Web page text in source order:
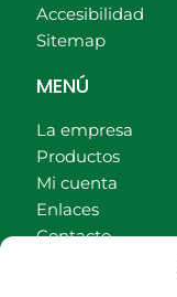
Accesibilidad
Sitemap
MENÚ
La empresa
Productos
Mi cuenta
Enlaces
Contacto